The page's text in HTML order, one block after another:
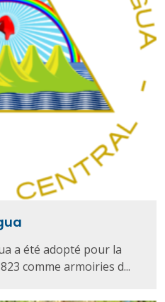
a été adopté pour la
comme armoiries d...